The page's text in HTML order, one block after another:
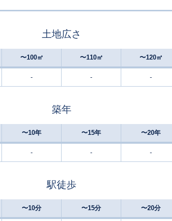
土地広さ
〜100㎡ 〜110㎡ 〜120㎡
- - -
築年
〜10年 〜15年 〜20年
- - -
駅徒歩
〜10分 〜15分 〜20分